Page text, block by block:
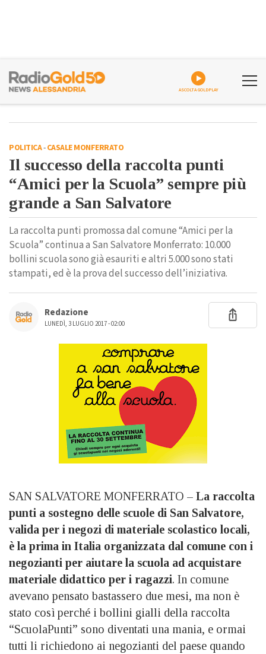
ASCOLTA GOLDPLAY
POLITICA-CASALE MONFERRATO
Il successo della raccolta punti
“Amici per la Scuola” sempre più
grande a San Salvatore
La raccolta punti promossa dal comune “Amici per la
Scuola” continua a San Salvatore Monferrato: 10.000
bollini scuola sono già esauriti e altri 5.000 sono stati
stampati, ed è la prova del successo dell’iniziativa.
Redazione
LUNEDÌ, 3 LUGLIO 2017 - 02:00
SAN SALVATORE MONFERRATO – La raccolta
punti a sostegno delle scuole di San Salvatore,
valida per i negozi di materiale scolastico locali,
è la prima in Italia organizzata dal comune con i
negozianti per aiutare la scuola ad acquistare
materiale didattico per i ragazzi. In comune
avevano pensato bastassero due mesi, ma non è
stato così perché i bollini gialli della raccolta
“ScuolaPunti” sono diventati una mania, e ormai
tutti li richiedono ai negozianti del paese quando